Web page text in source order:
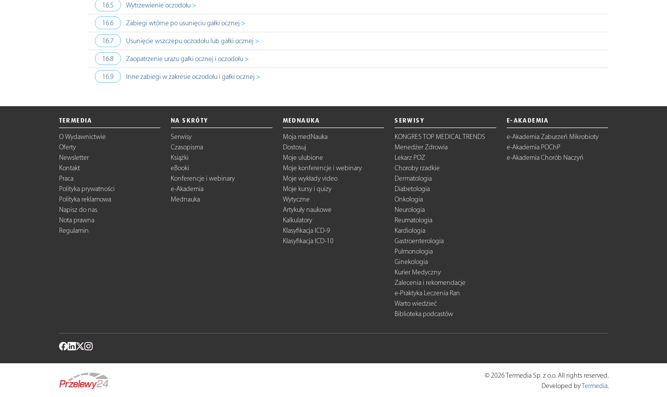
16.5 Wytrzewienie oczodołu>
16.6 Zabiegi wtórne po usunięciu gałki ocznej >
16.7 Usunięcie wszczepu oczodołu lub gałki ocznej >
16.8 Zaopatrzenie urazu gałki ocznej i oczodołu>
16.9 Inne zabiegi w zakresie oczodołu i gałki ocznej >
TERMEDIA
O Wydawnictwie
Oferty
Newsletter
Kontakt
Praca
Polityka prywatności
Polityka reklamowa
Napisz do nas
Nota prawna
Regulamin
NA SKRÓTY
Serwisy
Czasopisma
Książki
eBooki
Konferencje i webinary
e-Akademia
Mednauka
MEDNAUKA
Moja medNauka
Dostosuj
Moje ulubione
Moje konferencje i webinary
Moje wykłady video
Moje kursy i quizy
Wytyczne
Artykuły naukowe
Kalkulatory
Klasyfikacja ICD-9
Klasyfikacja ICD-10
SERWISY
KONGRES TOP MEDICAL TRENDS
Menedżer Zdrowia
Lekarz POZ
Choroby rzadkie
Dermatologia
Diabetologia
Onkologia
Neurologia
Reumatologia
Kardiologia
Gastroenterologia
Pulmonologia
Ginekologia
Kurier Medyczny
Zalecenia i rekomendacje
e-Praktyka Leczenia Ran
Warto wiedzieć
Biblioteka podcastów
E-AKADEMIA
e-Akademia Zaburzeń Mikrobioty
e-Akademia POChP
e-Akademia Chorób Naczyń
© 2026 Termedia Sp. z o.o. All rights reserved.
Developed byTermedia.